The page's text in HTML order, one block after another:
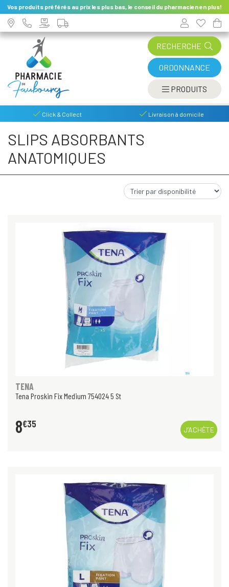
Vos produits préférés au prix les plus bas, le conseil du pharmacien en plus!
RECHERCHE
ORDONNANCE
PRODUITS
Click & Collect Livraison à domicile
SLIPS ABSORBANTS
ANATOMIQUES
TENA
Tena Proskin Fix Medium 754024 5 St
8€35
J’ACHÈTE